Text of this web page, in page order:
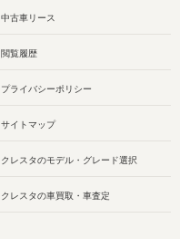
中古車リース
閲覧履歴
プライバシーポリシー
サイトマップ
クレスタのモデル・グレード選択
クレスタの車買取・車査定